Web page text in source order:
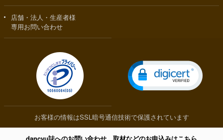
店舗・法人・生産者様
専用お問い合わせ
お客様の情報はSSL暗号通信技術で保護されています